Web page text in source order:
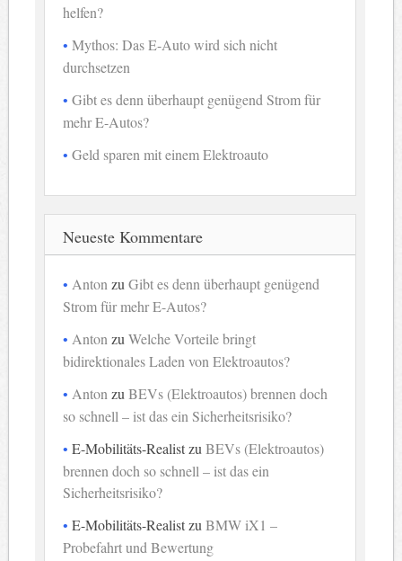
helfen?
Mythos: Das E-Auto wird sich nicht
durchsetzen
Gibt es denn überhaupt genügend Strom für
mehr E-Autos?
Geld sparen mit einem Elektroauto
Neueste Kommentare
Anton zuGibt es denn überhaupt genügend
Strom für mehr E-Autos?
Anton zuWelche Vorteile bringt
bidirektionales Laden von Elektroautos?
Anton zuBEVs (Elektroautos) brennen doch
so schnell – ist das ein Sicherheitsrisiko?
E-Mobilitäts-RealistzuBEVs (Elektroautos)
brennen doch so schnell – ist das ein
Sicherheitsrisiko?
E-Mobilitäts-RealistzuBMW iX1 –
Probefahrt und Bewertung